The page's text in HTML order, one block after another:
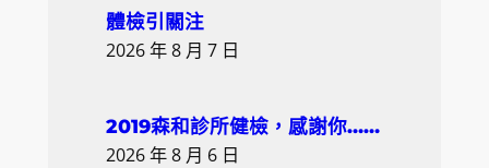
體檢引關注
2026 年 8 月 7 日
2019森和診所健檢，感謝你……
2026 年 8 月 6 日